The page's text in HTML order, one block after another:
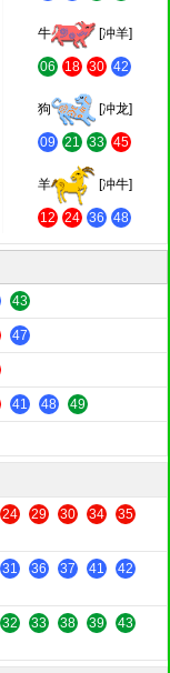
牛 [冲羊]
06 18 30 42
狗 [冲龙]
09 21 33 45
羊 [冲牛]
12 24 36 48
43
47
41 48 49
24 29 30 34
35
31 36 37 41
42
32 33 38 39
43